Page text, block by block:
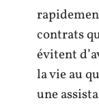
contrats
évitent
la vie au
une